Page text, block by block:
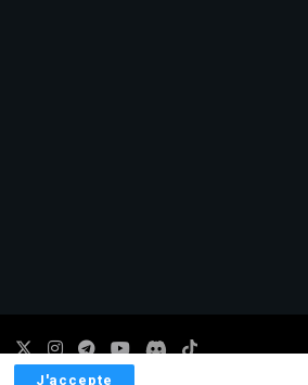
J'accepte